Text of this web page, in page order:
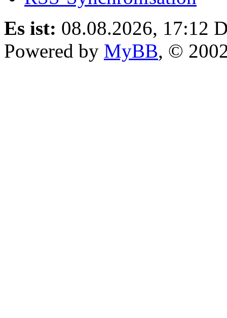
Es ist: 08.08.2026, 17:12
Powered by MyBB, ©